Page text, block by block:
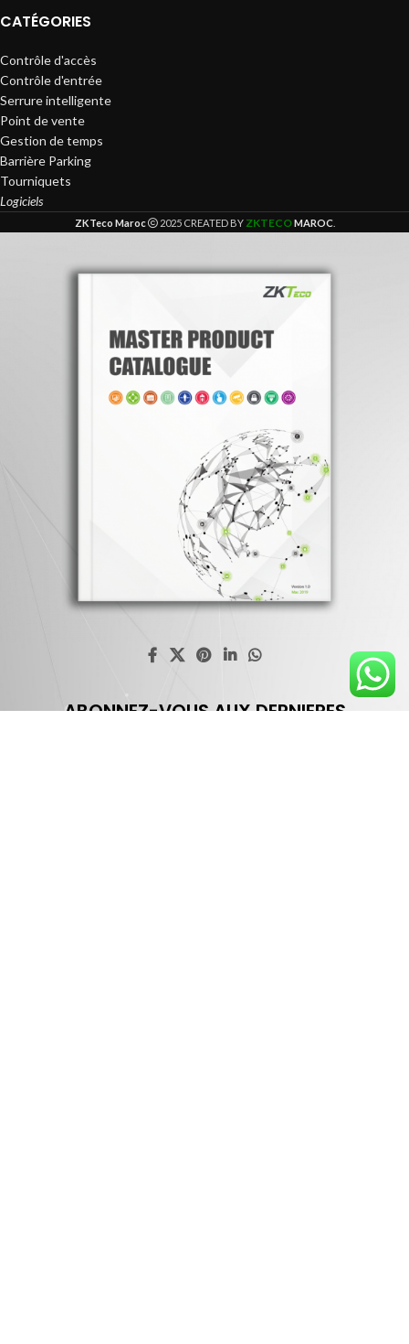
CATÉGORIES
Contrôle d'accès
Contrôle d'entrée
Serrure intelligente
Point de vente
Gestion de temps
Barrière Parking
Tourniquets
Logiciels
ZKTeco Maroc 2025 CREATED BY ZKTECOMAROC.
ABONNEZ-VOUS AUX DERNIERES